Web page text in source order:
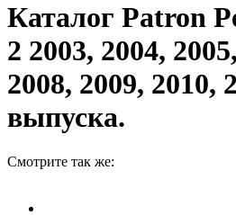
Каталог Patron
2 2003, 2004,
2008, 2009, 2010,
выпуска.
Смотрите так же: